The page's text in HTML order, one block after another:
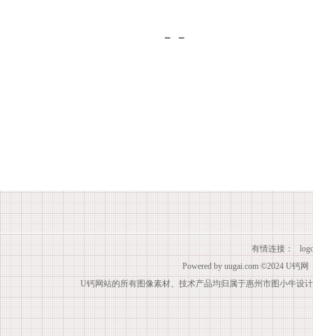
有情连接：
Powered by uugai.com ©2024 U钙网
U钙网站的所有图像素材、技术产品均归属于惠州市图小牛设